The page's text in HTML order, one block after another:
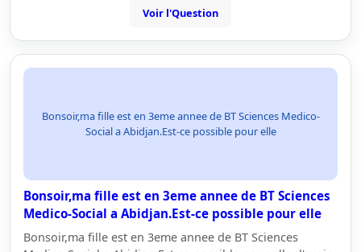
Voir l'Question
Bonsoir,ma fille est en 3eme annee de BT Sciences Medico-
Social a Abidjan.Est-ce possible pour elle
Bonsoir,ma fille est en 3eme annee de BT Sciences
Medico-Social a Abidjan.Est-ce possible pour elle
Bonsoir,ma fille est en 3eme annee de BT Sciences